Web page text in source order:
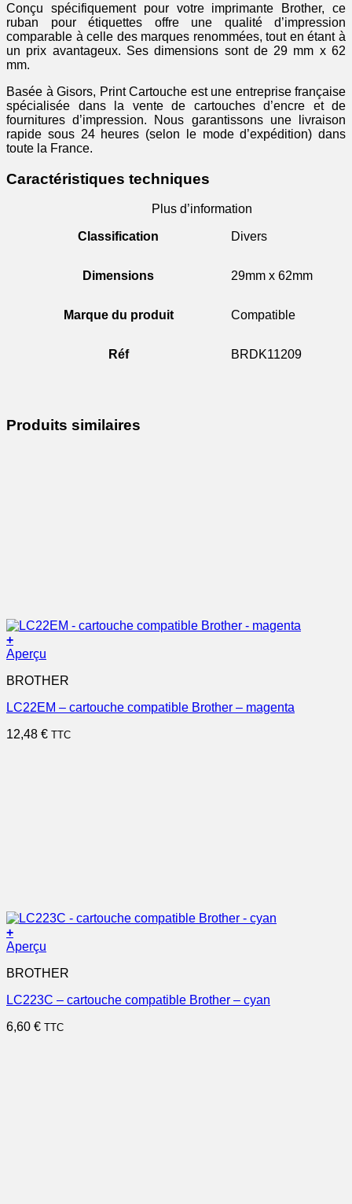
Conçu spécifiquement pour votre imprimante Brother, ce
ruban pour étiquettes offre une qualité d’impression
comparable à celle des marques renommées, tout en étant à
un prix avantageux. Ses dimensions sont de 29 mm x 62
mm.
Basée à Gisors, Print Cartouche est une entreprise française
spécialisée dans la vente de cartouches d’encre et de
fournitures d’impression. Nous garantissons une livraison
rapide sous 24 heures (selon le mode d’expédition) dans
toute la France.
Caractéristiques techniques
Plus d’information
Classification Divers
Dimensions 29mm x 62mm
Marque du produit Compatible
Réf BRDK11209
Produits similaires
+
Aperçu
BROTHER
LC22EM – cartouche compatible Brother – magenta
12,48 € TTC
+
Aperçu
BROTHER
LC223C – cartouche compatible Brother – cyan
6,60 € TTC